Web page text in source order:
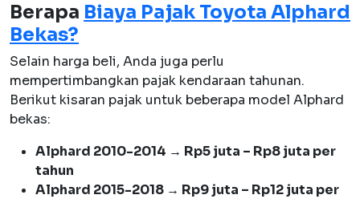
Berapa Biaya Pajak Toyota Alphard
Bekas?
Selain harga beli, Anda juga perlu
mempertimbangkan pajak kendaraan tahunan.
Berikut kisaran pajak untuk beberapa model Alphard
bekas:
Alphard 2010-2014 → Rp5 juta – Rp8 juta per
tahun
Alphard 2015-2018 → Rp9 juta – Rp12 juta per